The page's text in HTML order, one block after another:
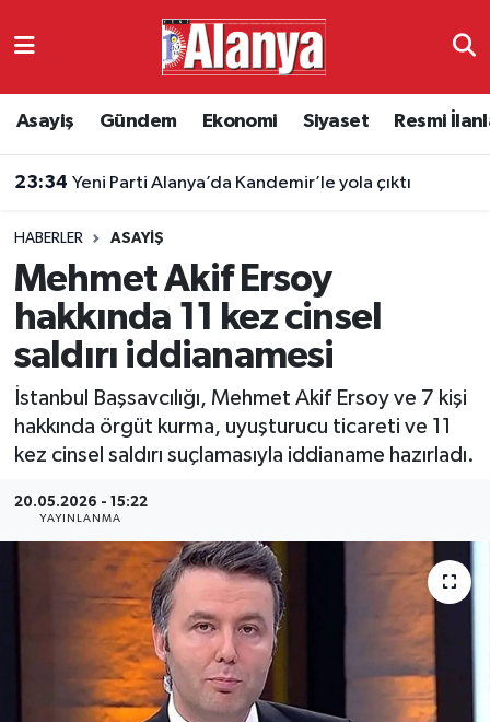
Asayiş Gündem Ekonomi Siyaset Resmi
23:30 Mahmutlar Atatürk Caddesi’nde asfalt seferberliği
HABERLER ASAYIŞ
Mehmet Akif Ersoy
hakkında 11 kez cinsel
saldırı iddianamesi
İstanbul Başsavcılığı, Mehmet Akif Ersoy ve 7 kişi
hakkında örgüt kurma, uyuşturucu ticareti ve 11
kez cinsel saldırı suçlamasıyla iddianame hazırladı.
20.05.2026 - 15:22
YAYINLANMA
Ekonomi
Resmi İlanlar
Alanyaspor
Turizm
Antalya Namaz Vakitleri
Antalya Trafik Yoğunluk Haritası
Süper Lig Puan Durumu ve Fikstür
Tüm Manşetler
Son Dakika Haberleri